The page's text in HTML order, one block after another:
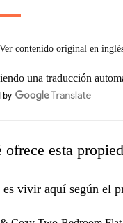
Ver contenido original en
una traducción
ofrece esta
es vivir aquí según el